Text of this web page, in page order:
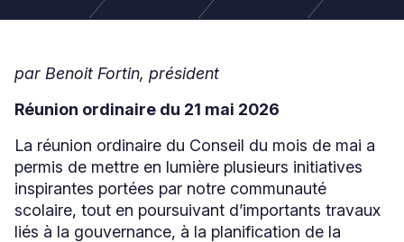
par Benoit Fortin, président
Réunion ordinaire du 21 mai 2026
La réunion ordinaire du Conseil du mois de mai a
permis de mettre en lumière plusieurs initiatives
inspirantes portées par notre communauté
scolaire, tout en poursuivant d’importants travaux
liés à la gouvernance, à la planification de la